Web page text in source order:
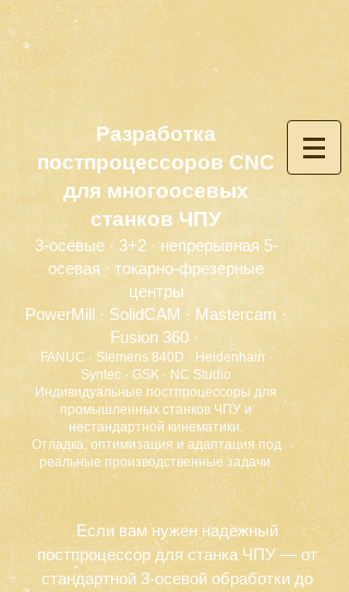
Разработка
постпроцессоров CNC
для многоосевых
станков ЧПУ
3-осевые · 3+2 · непрерывная 5-
осевая · токарно-фрезерные
центры
PowerMill · SolidCAM · Mastercam ·
Fusion 360 ·
FANUC · Siemens 840D · Heidenhain ·
Syntec · GSK · NC Studio
Индивидуальные постпроцессоры для
промышленных станков ЧПУ и
нестандартной кинематики.
Отладка, оптимизация и адаптация под
реальные производственные задачи.
Если вам нужен надёжный
постпроцессор для станка ЧПУ — от
стандартной 3-осевой обработки до